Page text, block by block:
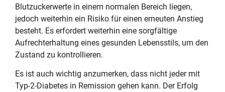
Blutzuckerwerte in einem normalen Bereich liegen,
jedoch weiterhin ein Risiko für einen erneuten Anstieg
besteht. Es erfordert weiterhin eine sorgfältige
Aufrechterhaltung eines gesunden Lebensstils, um den
Zustand zu kontrollieren.
Es ist auch wichtig anzumerken, dass nicht jeder mit
Typ-2-Diabetes in Remission gehen kann. Der Erfolg